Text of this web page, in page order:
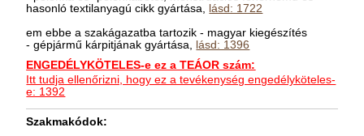
hasonló textilanyagú cikk gyártása, lásd: 1722
em ebbe a szakágazatba tartozik - magyar kiegészítés
- gépjármű kárpitjának gyártása, lásd: 1396
ENGEDÉLYKÖTELES-e ez a TEÁOR szám:
Itt tudja ellenőrizni, hogy ez a tevékenység engedélyköteles-
e: 1392
Szakmakódok: